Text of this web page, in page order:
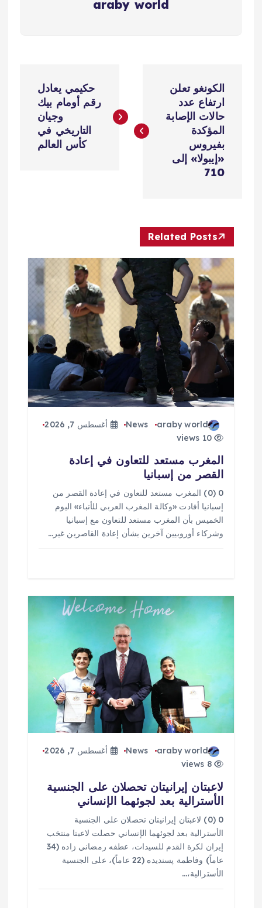
araby world
ص
م
ق
ت
الكونغو تعلن
ارتفاع عدد
حالات الإصابة
المؤكدة
بفيروس
«إيبولا» إلى
710
حكيمي يعادل
رقم أومام بيك
وجيان
التاريخي في
كأس العالم
Related Posts
araby world
News
أغسطس 7, 2026
10 views
المغرب مستعد للتعاون في إعادة
القصر من إسبانيا
0 (0) المغرب مستعد للتعاون في إعادة القصر من
إسبانيا أفادت «وكالة المغرب العربي للأنباء» اليوم
الخميس بأن المغرب مستعد للتعاون مع إسبانيا
وشركاء أوروبيين آخرين بشأن إعادة القاصرين غير…
araby world
News
أغسطس 7, 2026
8 views
لاعبتان إيرانيتان تحصلان على الجنسية
الأسترالية بعد لجوئهما الإنساني
0 (0) لاعبتان إيرانيتان تحصلان على الجنسية
الأسترالية بعد لجوئهما الإنساني حصلت لاعبتا منتخب
إيران لكرة القدم للسيدات، عطفه رمضاني زاده (34
عاماً) وفاطمة پسنديده (22 عاماً)، على الجنسية
الأسترالية،…